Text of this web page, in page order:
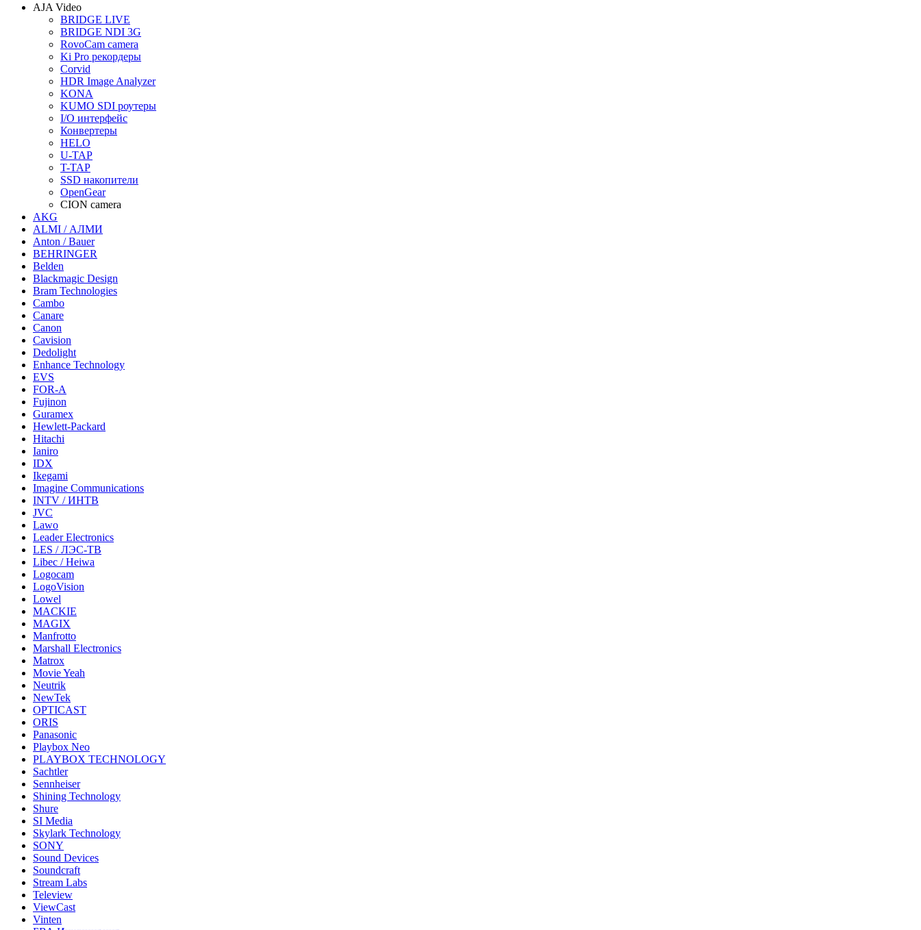
AJA Video
BRIDGE LIVE
BRIDGE NDI 3G
RovoCam camera
Ki Pro рекордеры
Corvid
HDR Image Analyzer
KONA
KUMO SDI роутеры
I/O интерфейс
Конвертеры
HELO
U-TAP
T-TAP
SSD накопители
OpenGear
CION camera
AKG
ALMI / АЛМИ
Anton / Bauer
BEHRINGER
Belden
Blackmagic Design
Bram Technologies
Cambo
Canare
Canon
Cavision
Dedolight
Enhance Technology
EVS
FOR-A
Fujinon
Guramex
Hewlett-Packard
Hitachi
Ianiro
IDX
Ikegami
Imagine Communications
INTV / ИНТВ
JVC
Lawo
Leader Electronics
LES / ЛЭС-ТВ
Libec / Heiwa
Logocam
LogoVision
Lowel
MACKIE
MAGIX
Manfrotto
Marshall Electronics
Matrox
Movie Yeah
Neutrik
NewTek
OPTICAST
ORIS
Panasonic
Playbox Neo
PLAYBOX TECHNOLOGY
Sachtler
Sennheiser
Shining Technology
Shure
SI Media
Skylark Technology
SONY
Sound Devices
Soundcraft
Stream Labs
Teleview
ViewCast
Vinten